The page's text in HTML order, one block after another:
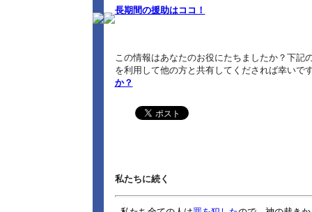
長期間の援助はココ！
この情報はあなたのお役にたちましたか？下記
を利用して他の方と共有してくだされば幸いで
か？
私たちに続く